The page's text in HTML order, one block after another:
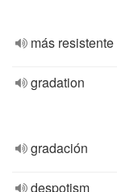
más resistente
gradation
gradación
despotism